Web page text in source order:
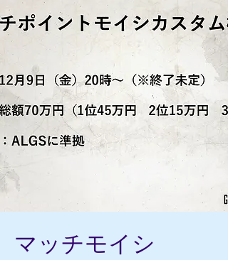
マッチモイシ